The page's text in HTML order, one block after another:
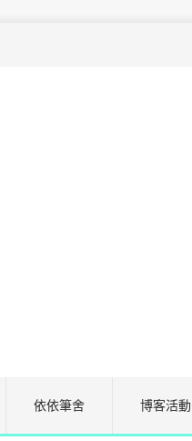
依依筆舍 博客活動